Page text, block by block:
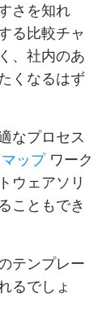
さを知れ
る比較チャ
、社内のあ
くなるはず
なプロセス
ップワーク
ウェアソリ
こともでき
テンプレー
るでしょ